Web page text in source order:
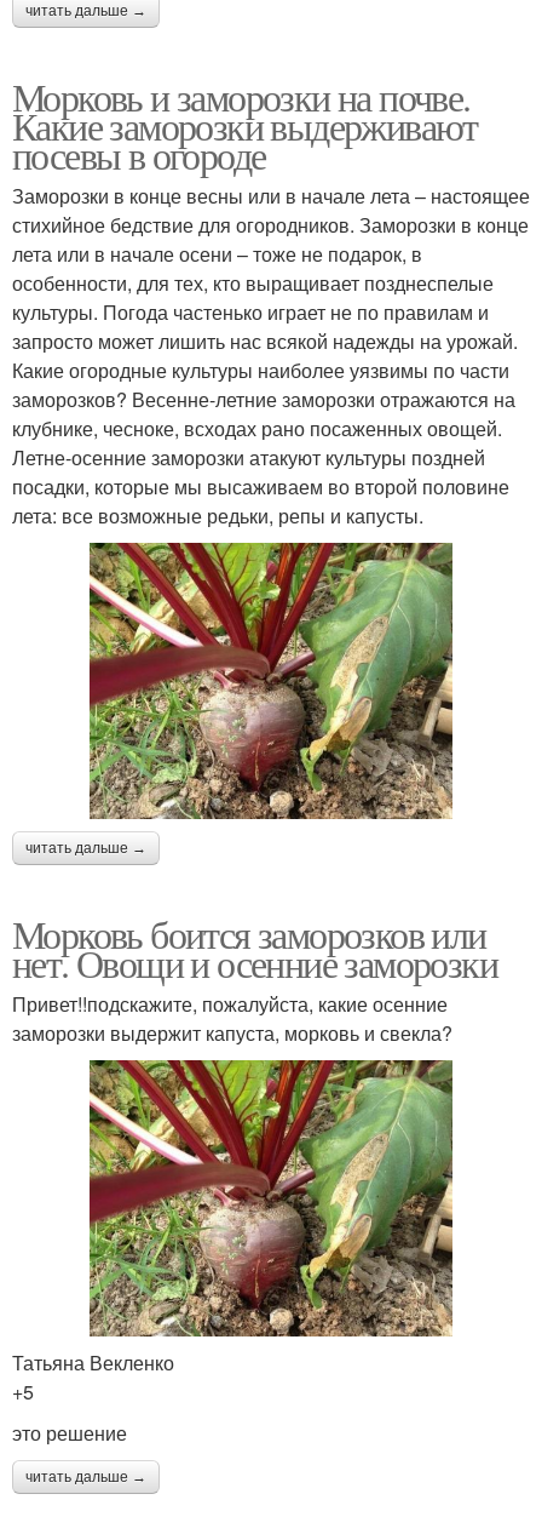
читать дальше →
Морковь и заморозки на почве.
Какие заморозки выдерживают
посевы в огороде
Заморозки в конце весны или в начале лета – настоящее
стихийное бедствие для огородников. Заморозки в конце
лета или в начале осени – тоже не подарок, в
особенности, для тех, кто выращивает позднеспелые
культуры. Погода частенько играет не по правилам и
запросто может лишить нас всякой надежды на урожай.
Какие огородные культуры наиболее уязвимы по части
заморозков? Весенне-летние заморозки отражаются на
клубнике, чесноке, всходах рано посаженных овощей.
Летне-осенние заморозки атакуют культуры поздней
посадки, которые мы высаживаем во второй половине
лета: все возможные редьки, репы и капусты.
читать дальше →
Морковь боится заморозков или
нет. Овощи и осенние заморозки
Привет!!подскажите, пожалуйста, какие осенние
заморозки выдержит капуста, морковь и свекла?
Татьяна Векленко
+5
это решение
читать дальше →